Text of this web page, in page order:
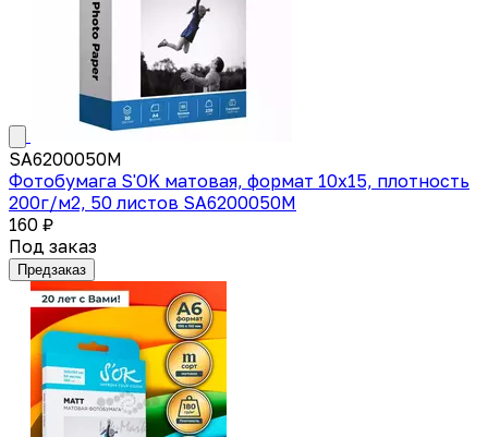
SA6200050M
Фотобумага S'OK матовая, формат 10x15, плотность
200г/м2, 50 листов SA6200050M
160 ₽
Под заказ
Предзаказ